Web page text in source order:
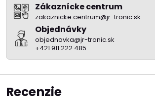
Zákaznícke centrum
zakaznicke.centrum@jr-tronic.sk
Objednávky
objednavka@jr-tronic.sk
+421 911 222 485
Recenzie